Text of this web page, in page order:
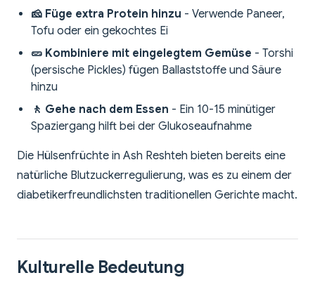
🧀 Füge extra Protein hinzu - Verwende Paneer,
Tofu oder ein gekochtes Ei
🥒 Kombiniere mit eingelegtem Gemüse - Torshi
(persische Pickles) fügen Ballaststoffe und Säure
hinzu
🚶 Gehe nach dem Essen - Ein 10-15 minütiger
Spaziergang hilft bei der Glukoseaufnahme
Die Hülsenfrüchte in Ash Reshteh bieten bereits eine
natürliche Blutzuckerregulierung, was es zu einem der
diabetikerfreundlichsten traditionellen Gerichte macht.
Kulturelle Bedeutung